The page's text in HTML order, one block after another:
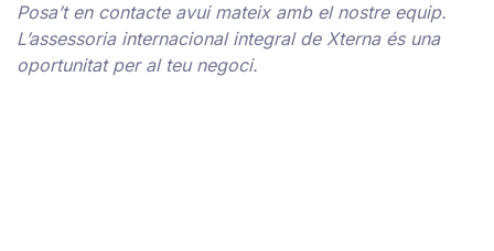
Posa’t en contacte avui mateix amb el nostre equip.
L’assessoria internacional integral de Xterna és una
oportunitat per al teu negoci.